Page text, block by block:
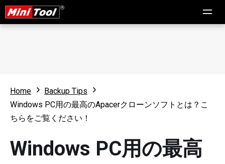
Home
Backup Tips
Windows PC用の最高のApacerクローンソフトとは？こ
ちらをご覧ください！
Windows PC用の最高